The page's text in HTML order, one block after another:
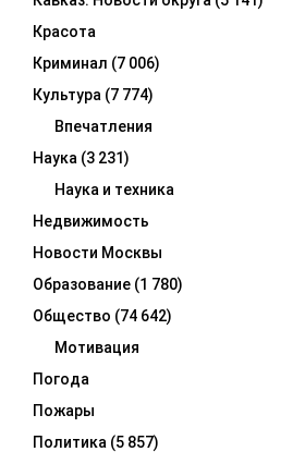
Красота
Криминал (7 006)
Культура (7 774)
Впечатления
Наука (3 231)
Наука и техника
Недвижимость
Новости Москвы
Образование (1 780)
Общество (74 642)
Мотивация
Погода
Пожары
Политика (5 857)